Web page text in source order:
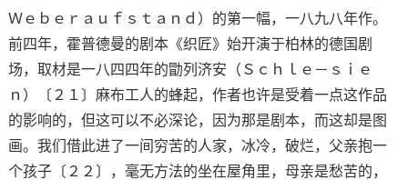
Ｗｅｂｅｒａｕｆｓｔａｎｄ）的第一幅，一八九八年作。
前四年，霍普德曼的剧本《织匠》始开演于柏林的德国剧
场，取材是一八四四年的勖列济安（Ｓｃｈｌｅ－ｓｉｅ
ｎ）〔２１〕麻布工人的蜂起，作者也许是受着一点这作品
的影响的，但这可以不必深论，因为那是剧本，而这却是图
画。我们借此进了一间穷苦的人家，冰冷，破烂，父亲抱一
个孩子〔２２〕，毫无方法的坐在屋角里，母亲是愁苦的，